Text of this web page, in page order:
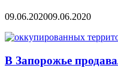
09.06.202009.06.2020
В Запорожье